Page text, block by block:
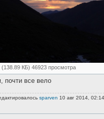
(138.89 КБ) 46923 просмотра
почти все вело
sparven 10 авг 2014,